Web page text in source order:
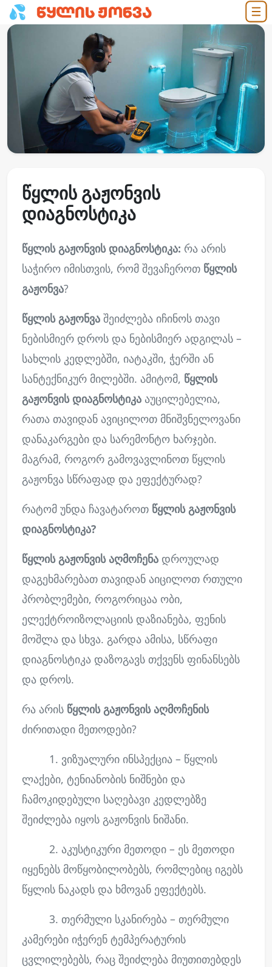
წყლის გაჟონვის
დიაგნოსტიკა
წყლის გაჟონვის დიაგნოსტიკა: რა არის
საჭირო იმისთვის, რომ შევაჩეროთ წყლის
გაჟონვა?
წყლის გაჟონვა შეიძლება იჩინოს თავი
ნებისმიერ დროს და ნებისმიერ ადგილას –
სახლის კედლებში, იატაკში, ჭერში ან
სანტექნიკურ მილებში. ამიტომ, წყლის
გაჟონვის დიაგნოსტიკა აუცილებელია,
რათა თავიდან ავიცილოთ მნიშვნელოვანი
დანაკარგები და სარემონტო ხარჯები.
მაგრამ, როგორ გამოვავლინოთ წყლის
გაჟონვა სწრაფად და ეფექტურად?
რატომ უნდა ჩავატაროთ წყლის გაჟონვის
დიაგნოსტიკა?
წყლის გაჟონვის აღმოჩენა დროულად
დაგეხმარებათ თავიდან აიცილოთ რთული
პრობლემები, როგორიცაა ობი,
ელექტროიზოლაციის დაზიანება, ფენის
მოშლა და სხვა. გარდა ამისა, სწრაფი
დიაგნოსტიკა დაზოგავს თქვენს ფინანსებს
და დროს.
რა არის წყლის გაჟონვის აღმოჩენის
ძირითადი მეთოდები?
1. ვიზუალური ინსპექცია – წყლის
ლაქები, ტენიანობის ნიშნები და
ჩამოკიდებული საღებავი კედლებზე
შეიძლება იყოს გაჟონვის ნიშანი.
2. აკუსტიკური მეთოდი – ეს მეთოდი
იყენებს მოწყობილობებს, რომლებიც იგებს
წყლის ნაკადს და ხმოვან ეფექტებს.
3. თერმული სკანირება – თერმული
კამერები იჭერენ ტემპერატურის
ცვლილებებს, რაც შეიძლება მიუთითებდეს